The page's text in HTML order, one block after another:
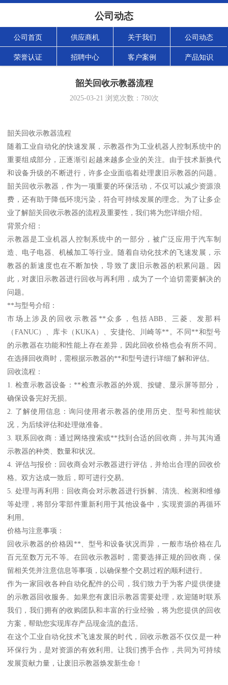
公司动态
公司首页 供应商机 关于我们 公司动态
荣誉认证 招聘中心 客户案例 产品知识
韶关回收示教器流程
2025-03-21 浏览次数： 780次
韶关回收示教器流程
随着工业自动化的快速发展，示教器作为工业机器人控制系统中的
重要组成部分，正逐渐引起越来越多企业的关注。由于技术新换代
和设备升级的不断进行，许多企业面临着处理废旧示教器的问题。
韶关回收示教器，作为一项重要的环保活动，不仅可以减少资源浪
费，还有助于降低环境污染，符合可持续发展的理念。为了让多企
业了解韶关回收示教器的流程及重要性，我们将为您详细介绍。
背景介绍：
示教器是工业机器人控制系统中的一部分，被广泛应用于汽车制
造、电子电器、机械加工等行业。随着自动化技术的飞速发展，示
教器的新速度也在不断加快，导致了废旧示教器的积累问题。因
此，对废旧示教器进行回收与再利用，成为了一个迫切需要解决的
问题。
**与型号介绍：
市场上涉及的回收示教器**众多，包括ABB、三菱、发那科
（FANUC）、库卡（KUKA）、安捷伦、川崎等**。不同**和型号
的示教器在功能和性能上存在差异，因此回收价格也会有所不同。
在选择回收商时，需根据示教器的**和型号进行详细了解和评估。
回收流程：
1. 检查示教器设备：**检查示教器的外观、按键、显示屏等部分，
确保设备完好无损。
2. 了解使用信息：询问使用者示教器的使用历史、型号和性能状
况，为后续评估和处理做准备。
3. 联系回收商：通过网络搜索或**找到合适的回收商，并与其沟通
示教器的种类、数量和状况。
4. 评估与报价：回收商会对示教器进行评估，并给出合理的回收价
格。双方达成一致后，即可进行交易。
5. 处理与再利用：回收商会对示教器进行拆解、清洗、检测和维修
等处理，将部分零部件重新利用于其他设备中，实现资源的再循环
利用。
价格与注意事项：
回收示教器的价格因**、型号和设备状况而异，一般市场价格在几
百元至数万元不等。在回收示教器时，需要选择正规的回收商，保
留相关凭并注意信息等事项，以确保整个交易过程的顺利进行。
作为一家回收各种自动化配件的公司，我们致力于为客户提供便捷
的示教器回收服务。如果您有废旧示教器需要处理，欢迎随时联系
我们，我们拥有的收购团队和丰富的行业经验，将为您提供的回收
方案，帮助您实现库存产品现金流的盘活。
在这个工业自动化技术飞速发展的时代，回收示教器不仅仅是一种
环保行为，是对资源的有效利用。让我们携手合作，共同为可持续
发展贡献力量，让废旧示教器焕发新生命！